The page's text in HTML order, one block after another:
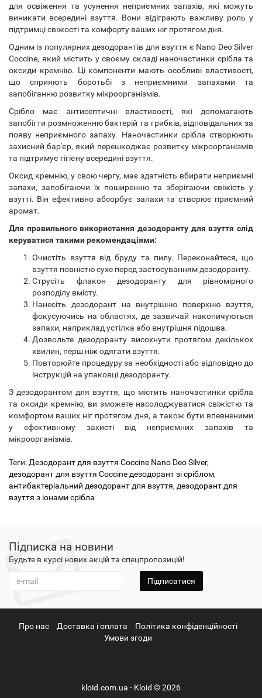
для освіження та усунення неприємних запахів, які можуть
виникати всередині взуття. Вони відіграють важливу роль у
підтримці свіжості та комфорту ваших ніг протягом дня.
Одним із популярних дезодорантів для взуття є Nano Deo Silver
Coccine, який містить у своєму складі наночастинки срібла та
оксиди кремнію. Ці компоненти мають особливі властивості,
що сприяють боротьбі з неприємними запахами та
запобіганню розвитку мікроорганізмів.
Срібло має антисептичні властивості, які допомагають
запобігти розмноженню бактерій та грибків, відповідальних за
появу неприємного запаху. Наночастинки срібла створюють
захисний бар'єр, який перешкоджає розвитку мікроорганізмів
та підтримує гігієну всередині взуття.
Оксид кремнію, у свою чергу, має здатність вбирати неприємні
запахи, запобігаючи їх поширенню та зберігаючи свіжість у
взутті. Він ефективно абсорбує запахи та створює приємний
аромат.
Для правильного використання дезодоранту для взуття слід
керуватися такими рекомендаціями:
Очистіть взуття від бруду та пилу. Переконайтеся, що
взуття повністю сухе перед застосуванням дезодоранту.
Струсіть флакон дезодоранту для рівномірного
розподілу вмісту.
Нанесіть дезодорант на внутрішню поверхню взуття,
фокусуючись на областях, де зазвичай накопичуються
запахи, наприклад устілка або внутрішня підошва.
Дозвольте дезодоранту висохнути протягом декількох
хвилин, перш ніж одягати взуття.
Повторюйте процедуру за необхідності або відповідно до
інструкцій на упаковці дезодоранту.
З дезодорантом для взуття, що містить наночастинки срібла
та оксиди кремнію, ви зможете насолоджуватися свіжістю та
комфортом ваших ніг протягом дня, а також бути впевненими
у ефективному захисті від неприємних запахів та
мікроорганізмів.
Теги: Дезодорант для взуття Coccine Nano Deo Silver,
дезодорант для взуття Coccine дезодорант зі сріблом,
антибактеріальний дезодорант для взуття, дезодорант для
взуття з іонами срібла
Підписка на новини
Будьте в курсі нових акцій та спецпропозицій!
Підписатися
Про нас Доставка і оплата
Політика конфіденційності
Умови згоди
kloid.com.ua - Kloid © 2026